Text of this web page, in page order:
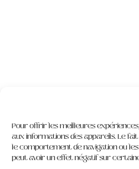
Pour offrir les meilleures
aux informations des appareils. Le
le comportement de navigation ou
peut avoir un effet négatif sur